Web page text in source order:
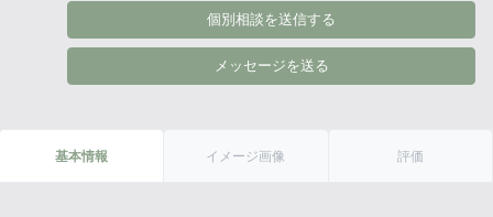
個別相談を送信する
メッセージを送る
基本情報 イメージ画像 評価